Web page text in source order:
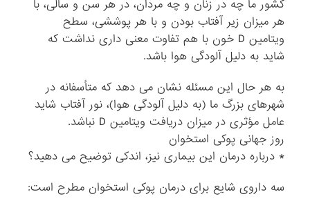
کشور ما چه در زنان و چه مردان، در هر سن و سالی، با
هر میزان زیر آفتاب بودن و با هر پوششی، سطح
ویتامین D خون با هم تفاوت معنی داری نداشت که
شاید به دلیل آلودگی هوا باشد.
به هر حال این مسئله نشان می دهد که متأسفانه در
شهرهای بزرگ ما (به دلیل آلودگی هوا)، نور آفتاب شاید
عامل مؤثری در میزان دریافت ویتامین D نباشد.
روز جهانی پوکی استخوان
* درباره درمان این بیماری نیز، اندکی توضیح می دهید؟
سه داروی شایع برای درمان پوکی استخوان مطرح است: